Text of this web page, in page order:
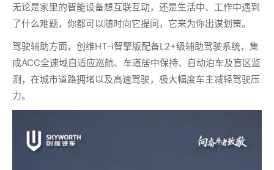
无论是家里的智能设备想互联互动，还是生活中、工作中遇到
了什么难题，你都可以随时向它提问，它来为你出谋划策。
驾驶辅助方面，创维HT-i智擎版配备L2+级辅助驾驶系统，集
成ACC全速域自适应巡航、车道居中保持、自动泊车及盲区监
测，在城市道路拥堵以及高速驾驶，极大幅度车主减轻驾驶压
力。